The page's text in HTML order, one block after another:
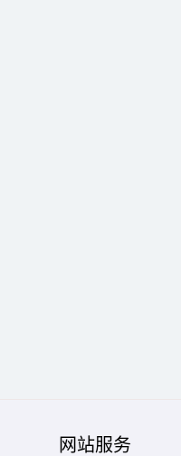
网站服务